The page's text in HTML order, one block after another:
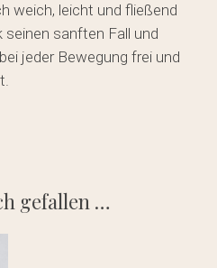
weich, leicht und fließend
sanften Fall und
jeder Bewegung frei und
gefallen …